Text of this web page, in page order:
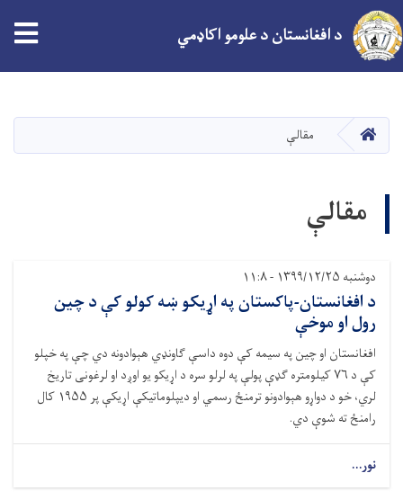
د افغانستان د علومو اکاډمي
کور مقالې
مقالې
دوشنبه ۱۳۹۹/۱۲/۲۵ - ۱۱:۸
د افغانستان-پاکستان په اړیکو ښه کولو کې د چین
رول او موخې
افغانستان او چین په سیمه کې دوه داسې ګاونډي هېوادونه دي چې په خپلو
کې د ۷۶ کیلومتره ګډې پولې په لرلو سره د اړیکو یو اوږد او لرغونی تاریخ
لري، خو د دواړو هېوادونو ترمنځ رسمي او دیپلوماتیکې اړیکې پر ۱۹۵۵ کال
رامنځ ته شوې دي.
نور...